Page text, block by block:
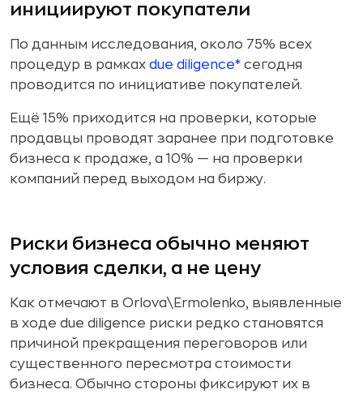
инициируют покупатели
По данным исследования, около 75% всех
процедур в рамках due diligence* сегодня
проводится по инициативе покупателей.
Ещё 15% приходится на проверки, которые
продавцы проводят заранее при подготовке
бизнеса к продаже, а 10% — на проверки
компаний перед выходом на биржу.
Риски бизнеса обычно меняют
условия сделки, а не цену
Как отмечают в Orlova\Ermolenko, выявленные
в ходе due diligence риски редко становятся
причиной прекращения переговоров или
существенного пересмотра стоимости
бизнеса. Обычно стороны фиксируют их в